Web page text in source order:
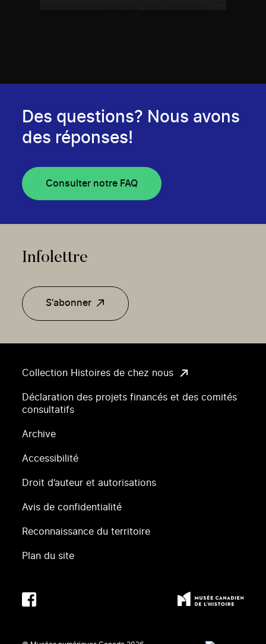
Collection Histoires de chez nous
Déclaration des projets financés et des comités
consultatifs
Archive
Accessibilité
Droit d’auteur et autorisations
Avis de confidentialité
Reconnaissance du territoire
Plan du site
Des questions? Nous avons
des réponses!
Consulter notre FAQ
Infolettre
S'abonner